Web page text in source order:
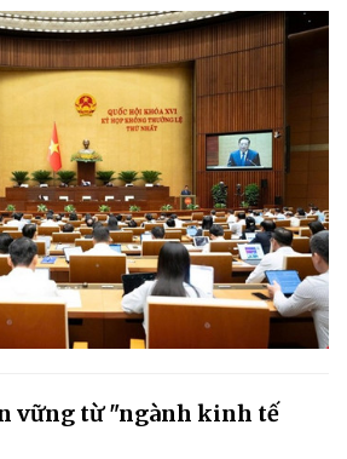
vững từ "ngành kinh tế